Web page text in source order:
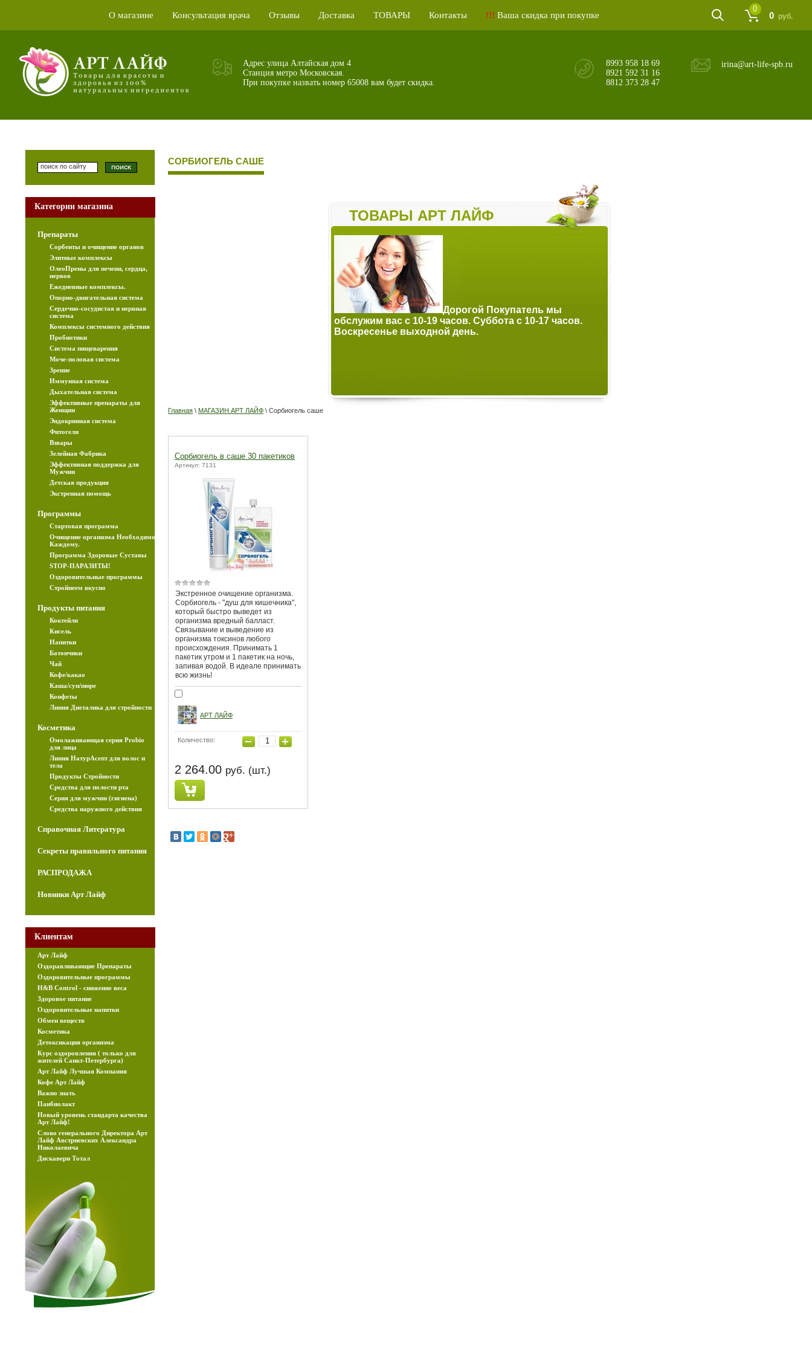
О магазине Консультация врача Отзывы Доставка ТОВАРЫ Контакты !!! Ваша скидка при покупке 0 руб.
0
Адрес улица Алтайская дом 4
Станция метро Московская.
При покупке назвать номер 65008 вам будет скидка.
8993 958 18 69
8921 592 31 16
8812 373 28 47
irina@art-life-spb.ru
СОРБИОГЕЛЬ САШЕ
ТОВАРЫ АРТ ЛАЙФ
обслужим вас с 10-19 часов. Суббота с 10-17 часов.
Воскресенье выходной день.
Дорогой Покупатель мы
обслужим вас с 10-19 часов. Суббота с 10-17 часов.
Воскресенье выходной день.
Главная \ МАГАЗИН АРТ ЛАЙФ \ Сорбиогель саше
Сорбиогель в саше 30 пакетиков
Артикул: 7131
Экстренное очищение организма.
Сорбиогель - "душ для кишечника",
который быстро выведет из
организма вредный балласт.
Связывание и выведение из
организма токсинов любого
происхождения. Принимать 1
пакетик утром и 1 пакетик на ночь,
запивая водой. В идеале принимать
всю жизнь!
АРТ ЛАЙФ
Количество:
2 264.00 руб. (шт.)
Категории магазина
Препараты
Сорбенты и очищение органов
Элитные комплексы
ОлеоПрены для печени, сердца,
нервов
Ежедневные комплексы.
Опорно-двигательная система
Сердечно-сосудистая и нервная
система
Комплексы системного действия
Пробиотики
Cистема пищеварения
Моче-половая система
Зрение
Иммунная система
Дыхательная система
Эффективные препараты для
Женщин
Эндокринная система
Фитогели
Взвары
Зелейная Фабрика
Эффективная поддержка для
Мужчин
Детская продукция
Экстренная помощь
Программы
Стартовая программа
Очищение организма Необходимо
Каждому.
Программа Здоровые Суставы
STOP-ПАРАЗИТЫ!
Оздоровительные программы
Стройнеем вкусно
Продукты питания
Коктейли
Кисель
Напитки
Батончики
Чай
Кофе/какао
Каша/суп/пюре
Конфеты
Линия Диеталика для стройности
Косметика
Омолаживающая серия Probio
для лица
Линия НатурАсепт для волос и
тела
Продукты Стройности
Средства для полости рта
Серия для мужчин (гигиена)
Средства наружного действия
Справочная Литература
Секреты правильного питания
РАСПРОДАЖА
Новинки Арт Лайф
Клиентам
Арт Лайф
Оздоравливающие Препараты
Оздоровительные программы
H&B Control - снижение веса
Здоровое питание
Оздоровительные напитки
Обмен веществ
Косметика
Детоксикация организма
Курс оздоровления ( только для
жителей Санкт-Петербурга)
Арт Лайф Лучшая Компания
Кофе Арт Лайф
Важно знать
Панбиолакт
Новый уровень стандартa качества
Арт Лайф!
Слово генерального Директора Арт
Лайф Австриевских Александра
Николаевича
Дискавери Тотал